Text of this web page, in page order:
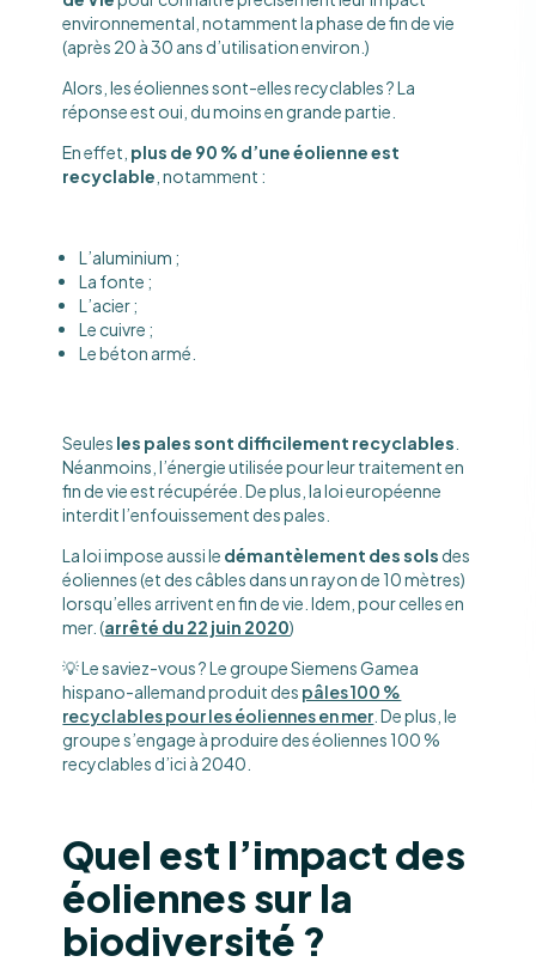
environnemental, notamment la phase de fin de vie
(après 20 à 30 ans d’utilisation environ.)
Alors, les éoliennes sont-elles recyclables ? La
réponse est oui, du moins en grande partie.
En effet, plus de 90 % d’une éolienne est
recyclable , notamment :
L’aluminium ;
La fonte ;
L’acier ;
Le cuivre ;
Le béton armé.
Seules les pales sont difficilement recyclables
Néanmoins, l’énergie utilisée pour leur traitement en
fin de vie est récupérée. De plus, la loi européenne
interdit l’enfouissement des pales.
La loi impose aussi le démantèlement des sols des
éoliennes (et des câbles dans un rayon de 10 mètres)
lorsqu’elles arrivent en fin de vie. Idem, pour celles en
mer. (arrêté du 22 juin 2020)
💡 Le saviez-vous ? Le groupe Siemens Gamea
hispano-allemand produit des pâles 100 %
recyclables pour les éoliennes en mer. De plus, le
groupe s’engage à produire des éoliennes 100 %
recyclables d’ici à 2040.
Quel est l’impact des
éoliennes sur la
biodiversité ?